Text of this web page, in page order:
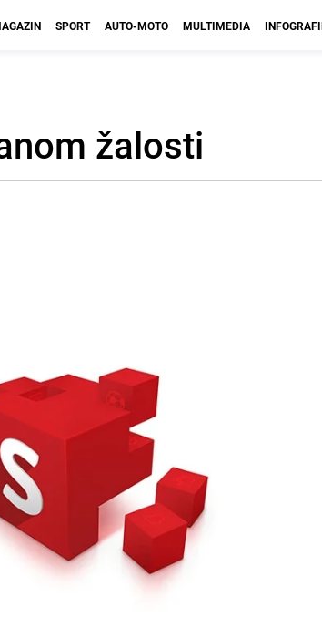
SPORT AUTO-MOTO MULTIMEDIA
žalosti